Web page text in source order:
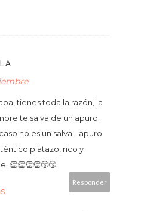
tienes toda la razón, la
te salva de un apuro.
no es un salva - apuro
platazo, rico y
👏👏👏👏😙😙
Responder